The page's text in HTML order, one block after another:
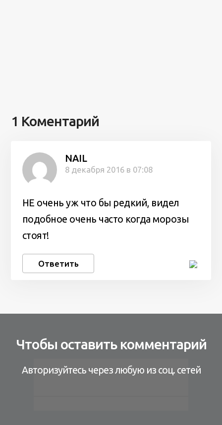
1 Коментарий
NAIL
8 декабря 2016 в 07:08
НЕ очень уж что бы редкий, видел
подобное очень часто когда морозы
стоят!
Ответить
Чтобы оставить комментарий
Авторизуйтесь через любую из соц. сетей